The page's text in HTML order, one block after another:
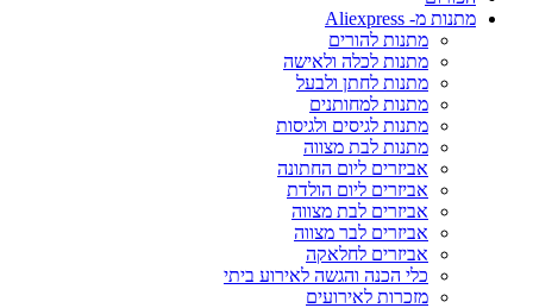
מתנות מ- Aliexpress
מתנות להורים
מתנות לכלה ולאישה
מתנות לחתן ולבעל
מתנות למחותנים
מתנות לגיסים ולגיסות
מתנות לבת מצווה
אביזרים ליום החתונה
אביזרים ליום הולדת
אביזרים לבת מצווה
אביזרים לבר מצווה
אביזרים לחלאקה
כלי הכנה והגשה לאירוע ביתי
מזכרות לאירועים